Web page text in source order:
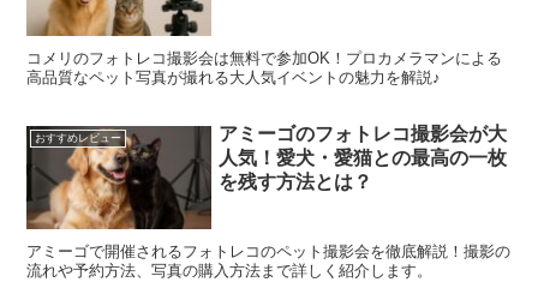
コメリのフォトレコ撮影会は無料で参加OK！プロカメラマンによる
高品質なペット写真が撮れる大人気イベントの魅力を解説♪
おすすめレビュー
アミーゴのフォトレコ撮影会が大
人気！愛犬・愛猫との最高の一枚
を残す方法とは？
アミーゴで開催されるフォトレコのペット撮影会を徹底解説！撮影の
流れや予約方法、写真の購入方法まで詳しく紹介します。